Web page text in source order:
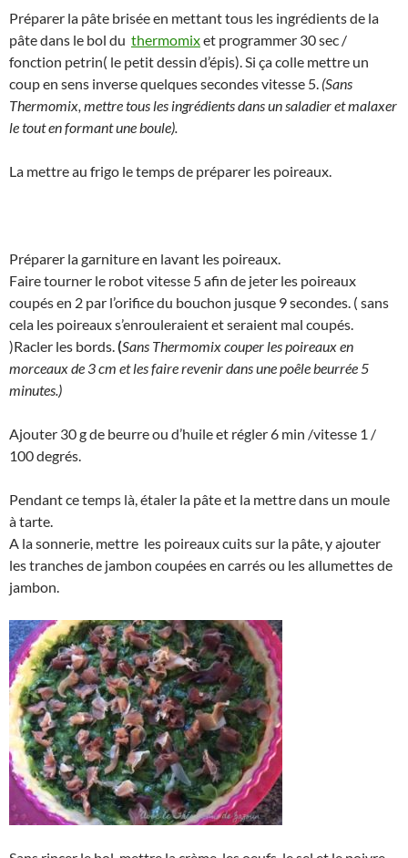
Préparer la pâte brisée en mettant tous les ingrédients de la
pâte dans le bol du thermomixet programmer 30 sec /
fonction petrin( le petit dessin d’épis). Si ça colle mettre un
coup en sens inverse quelques secondes vitesse 5. (Sans
Thermomix, mettre tous les ingrédients dans un saladier et malaxer
le tout en formant une boule).
La mettre au frigo le temps de préparer les poireaux.
Préparer la garniture en lavant les poireaux.
Faire tourner le robot vitesse 5 afin de jeter les poireaux
coupés en 2 par l’orifice du bouchon jusque 9 secondes. ( sans
cela les poireaux s’enrouleraient et seraient mal coupés.
)Racler les bords.(Sans Thermomix couper les poireaux en
morceaux de 3 cm et les faire revenir dans une poêle beurrée 5
minutes.)
Ajouter 30 g de beurre ou d’huile et régler 6 min /vitesse 1 /
100 degrés.
Pendant ce temps là, étaler la pâte et la mettre dans un moule
à tarte.
A la sonnerie, mettre les poireaux cuits sur la pâte, y ajouter
les tranches de jambon coupées en carrés ou les allumettes de
jambon.